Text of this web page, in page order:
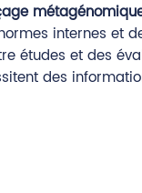
internes et
études et des
des